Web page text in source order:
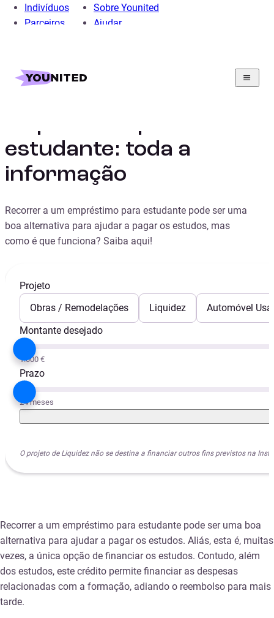
Indivíduos
Parceiros
Sobre Younited
Ajudar
Home
Guia
Empréstimo para estudante: toda a informação
estudante: toda a
informação
Recorrer a um empréstimo para estudante pode ser uma
boa alternativa para ajudar a pagar os estudos, mas
como é que funciona? Saiba aqui!
Projeto
Obras / Remodelações
Liquidez
Automóvel
Montante desejado
1.000 €
Prazo
24 meses
O projeto de Liquidez não se destina a financiar outros fins previstos na
Recorrer a um empréstimo para estudante pode ser uma boa
alternativa para ajudar a pagar os estudos. Aliás, esta é, muitas
vezes, a única opção de financiar os estudos. Contudo, além
dos estudos, este crédito permite financiar as despesas
relacionadas com a formação, adiando o reembolso para mais
tarde.